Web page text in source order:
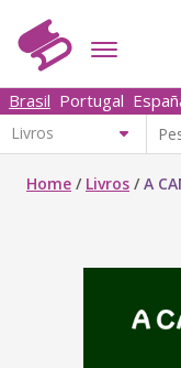
Brasil Portugal
Home / Livros /A